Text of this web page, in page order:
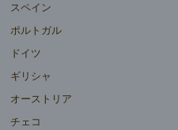
スペイン
ポルトガル
ドイツ
ギリシャ
オーストリア
チェコ